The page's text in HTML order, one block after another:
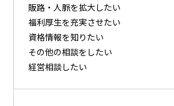
販路・⼈脈を拡⼤したい
福利厚⽣を充実させたい
資格情報を知りたい
その他の相談をしたい
経営相談したい